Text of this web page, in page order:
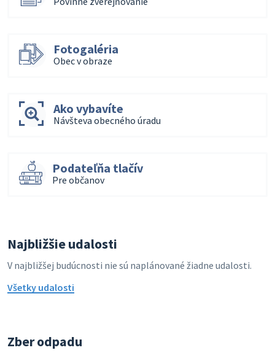
Fotogaléria
Obec v obraze
Ako vybavíte
Návšteva obecného úradu
Podateľňa tlačív
Pre občanov
Najbližšie udalosti
V najbližšej budúcnosti nie sú naplánované žiadne udalosti.
Všetky udalosti
Zber odpadu